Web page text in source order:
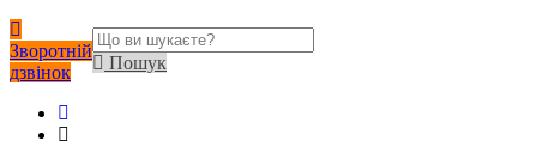
Зворотній
дзвінок
Пошук